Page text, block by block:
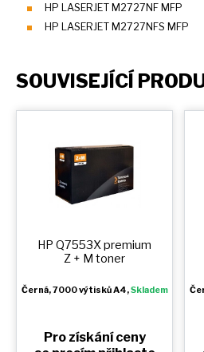
HP LASERJET M2727NF MFP
HP LASERJET M2727NFS MFP
SOUVISEJÍCÍ
HP Q7553X premium
Z + M toner
Černá, 7000 výtisků A4,Skladem
Pro získání ceny